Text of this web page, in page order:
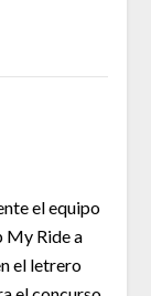
el equipo
My Ride a
el letrero